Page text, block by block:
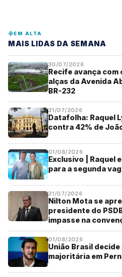
EM ALTA
MAIS LIDAS DA SEMANA
30/07/2026
Recife avança com
alças da Avenida
BR-232
31/07/2026
Datafolha: Raquel
contra 42% de
01/08/2026
Exclusivo | Raquel
para a segunda
31/07/2026
Nilton Mota se
presidente do
impasse na
01/08/2026
União Brasil
majoritária em